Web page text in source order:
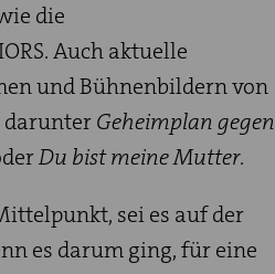
die
Auch aktuelle
und Bühnenbildern von
darunterGeheimplan gegen
Du bist meine Mutter.
sei es auf der
es darum ging, für eine